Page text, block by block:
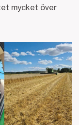
mycket över